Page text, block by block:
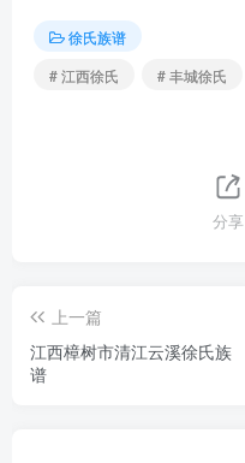
徐氏族谱
# 江西徐氏
# 丰城徐氏
分享
上一篇
江西樟树市清江云溪徐氏族
谱